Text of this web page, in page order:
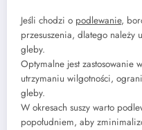
Jeśli chodzi o podlewanie,
przesuszenia, dlatego należy
gleby.
Optymalne jest zastosowanie
utrzymaniu wilgotności,
gleby.
W okresach suszy warto
popołudniem, aby